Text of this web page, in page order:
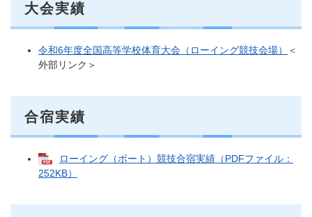
大会実績
令和6年度全国高等学校体育大会（ローイング競技会場）
＜
外部リンク＞
合宿実績
ローイング（ボート）競技合宿実績（PDFファイル：
252KB）